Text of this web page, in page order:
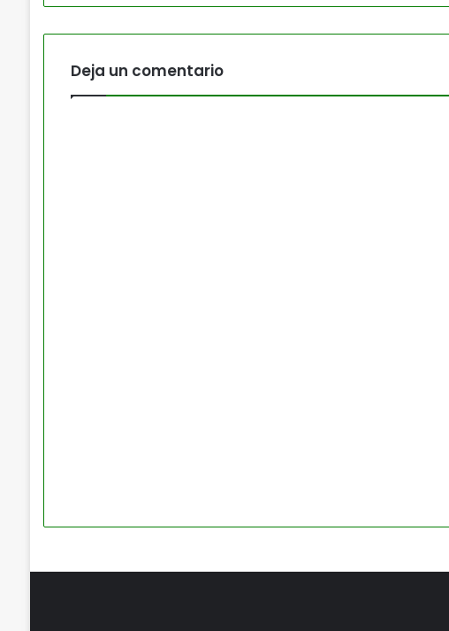
Deja un comentario